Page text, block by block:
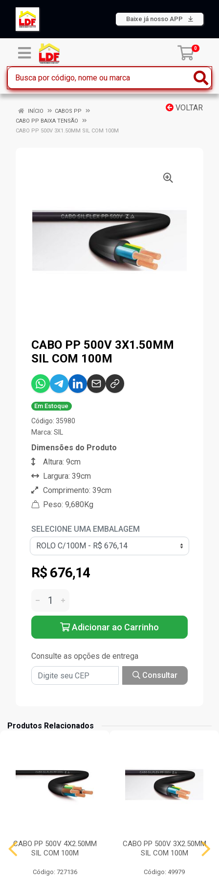
Baixe já nosso APP
0
VOLTAR
INÍCIO
CABOS PP
CABO PP BAIXA TENSÃO
CABO PP 500V 3X1.50MM SIL COM 100M
CABO PP 500V 3X1.50MM
SIL COM 100M
Em Estoque
Código: 35980
Marca: SIL
Dimensões do Produto
Altura: 9cm
Largura: 39cm
Comprimento: 39cm
Peso: 9,680Kg
SELECIONE UMA EMBALAGEM
R$ 676,14
Adicionar ao Carrinho
Consulte as opções de entrega
Consultar
Produtos Relacionados
CABO PP 500V 4X2.50MM
SIL COM 100M
Código: 727136
CABO PP 500V 3X2.50MM
SIL COM 100M
Código: 49979